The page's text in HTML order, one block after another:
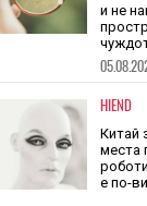
TECH
и не
HIEND